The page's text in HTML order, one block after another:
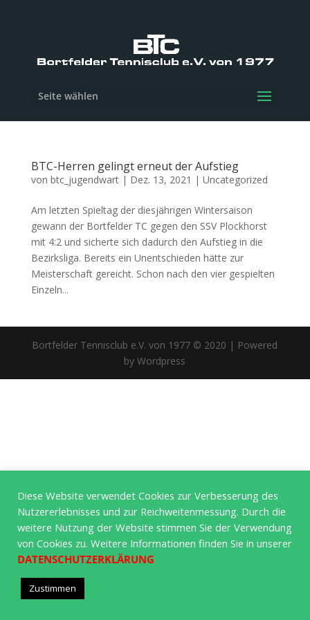
Seite wählen
BTC-Herren gelingt erneut der Aufstieg
von btc_jugendwart| Dez. 13, 2021 | Uncategorized
Am letzten Spieltag der diesjährigen Wintersaison
gewann der Bortfelder TC gegen den SSV Plockhorst
mit 4:2 und sicherte sich dadurch den Aufstieg in die
Bezirksliga. Bereits ein Unentschieden hätte zur
Meisterschaft gereicht. Schon nach den vier gespielten
Einzeln...
Bortfelder Tennisclub e.V. von 1977 © 2020 | Powered
by Wordpress
Diese Website verwendet Cookies zur Verbesserung des
Nutzererlebnisses und zur Reichweitenmessung. Durch die
weitere Nutzung der Website stimmen Sie der Verwendung
von Cookies zu. Weitere Informationen finden Sie in unserer
DATENSCHUTZERKLÄRUNG
Zustimmen